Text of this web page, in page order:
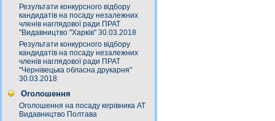
Результати конкурсного відбору
кандидатів на посаду незалежних
членів наглядової ради ПРАТ
"Видавництво "Харків" 30.03.2018
Результати конкурсного відбору
кандидатів на посаду незалежних
членів наглядової ради ПРАТ
"Чернівецька обласна друкарня"
30.03.2018
Оголошення
Оголошення на посаду керівника АТ
Видавництво Полтава